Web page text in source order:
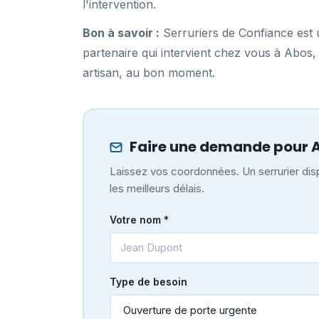
l'intervention.
Bon à savoir : Serruriers de Confiance est
partenaire qui intervient chez vous à
artisan, au bon moment.
Faire une demande pour
Laissez vos coordonnées. Un serrurier
les meilleurs délais.
Votre nom *
Type de besoin